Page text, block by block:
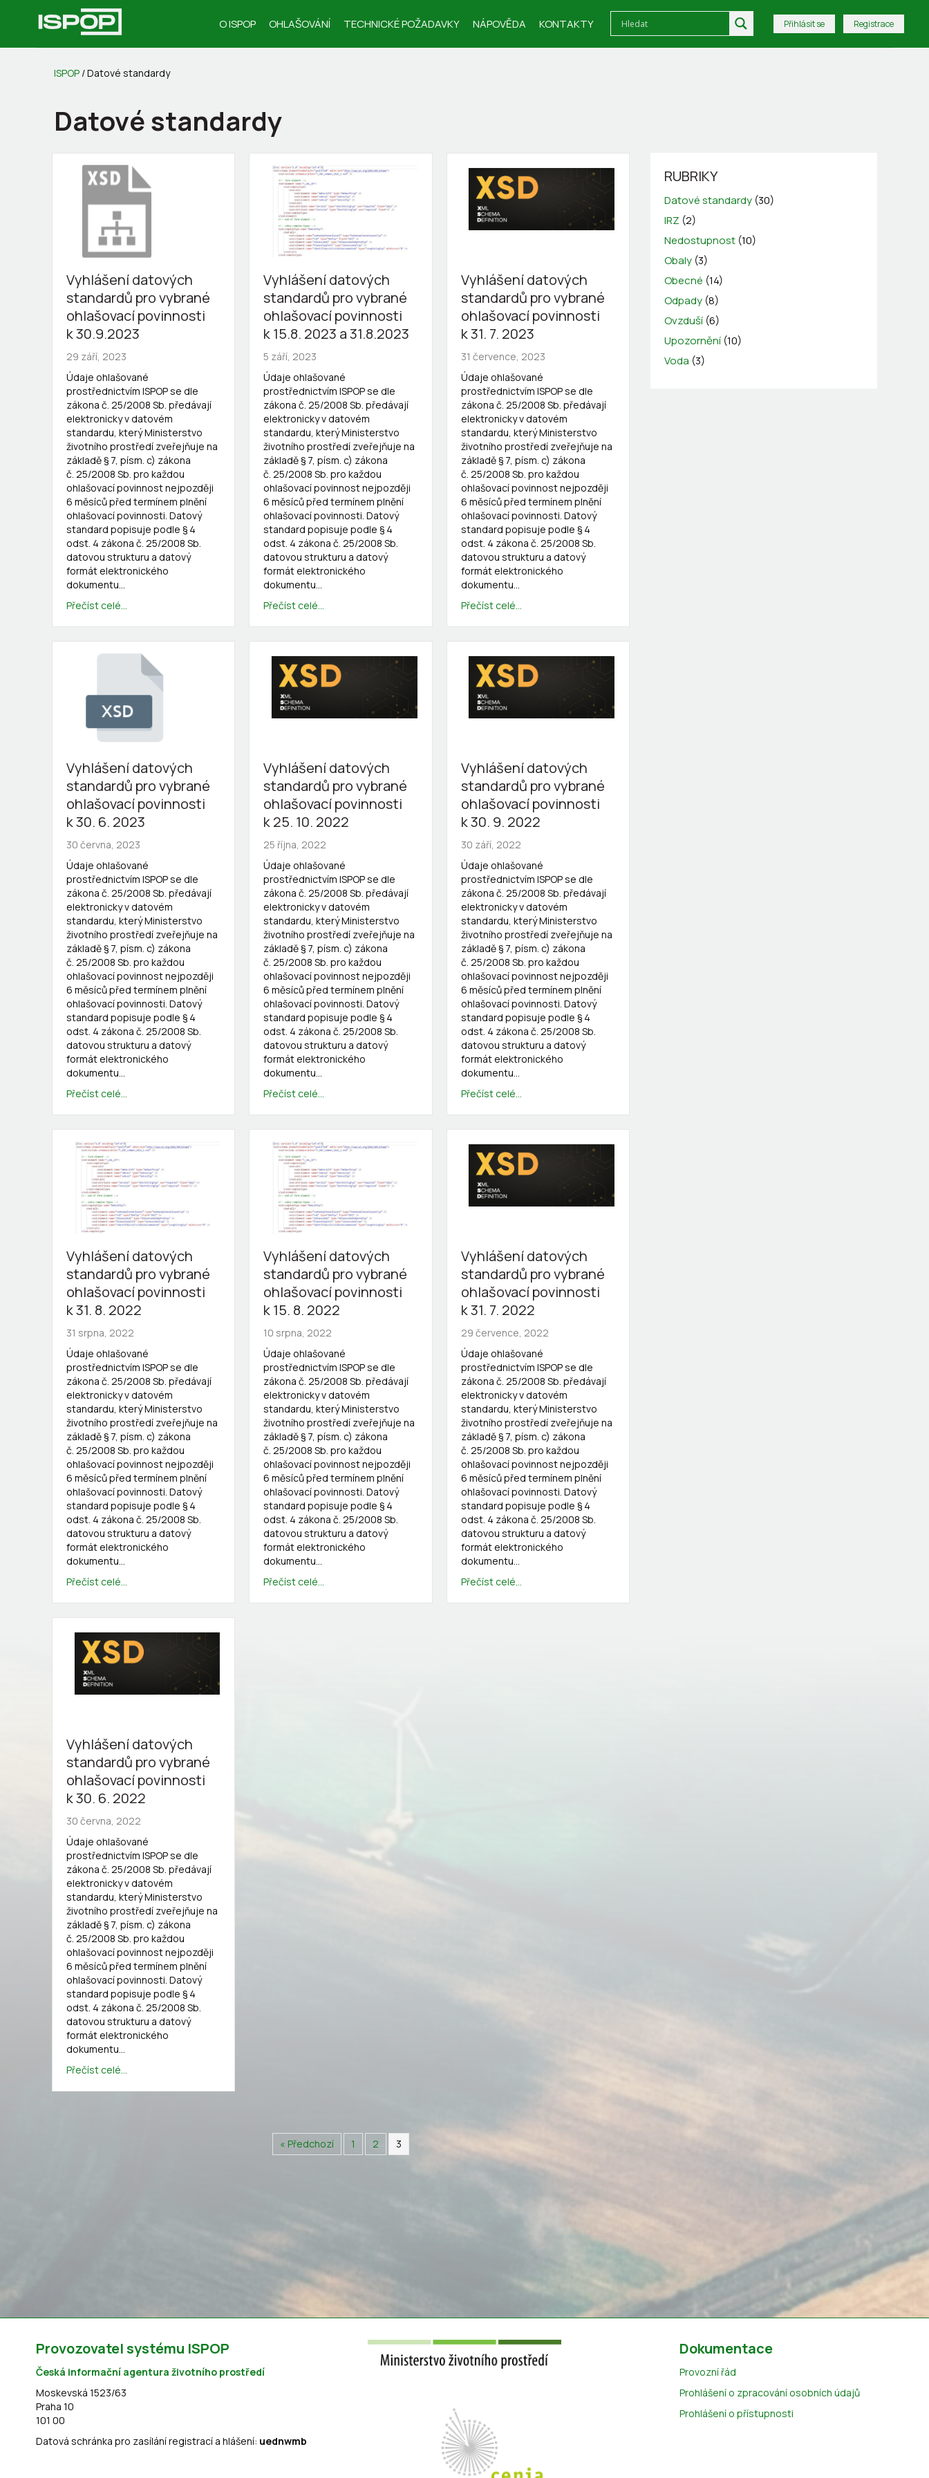
O ISPOP OHLAŠOVÁNÍ TECHNICKÉ POŽADAVKY NÁPOVĚDA KONTAKTY Přihlásit se Registrace
ISPOP /Datové standardy
Datové standardy
Vyhlášení datových
standardů pro vybrané
ohlašovací povinnosti
k 30.9.2023
29 září, 2023
Údaje ohlašované
prostřednictvím ISPOP se dle
zákona č. 25/2008 Sb. předávají
elektronicky v datovém
standardu, který Ministerstvo
životního prostředí zveřejňuje na
základě § 7, písm. c) zákona
č. 25/2008 Sb. pro každou
ohlašovací povinnost nejpozději
6 měsíců před termínem plnění
ohlašovací povinnosti. Datový
standard popisuje podle § 4
odst. 4 zákona č. 25/2008 Sb.
datovou strukturu a datový
formát elektronického
dokumentu…
Přečíst celé...
Vyhlášení datových
standardů pro vybrané
ohlašovací povinnosti
k 15.8. 2023 a 31.8.2023
5 září, 2023
Údaje ohlašované
prostřednictvím ISPOP se dle
zákona č. 25/2008 Sb. předávají
elektronicky v datovém
standardu, který Ministerstvo
životního prostředí zveřejňuje na
základě § 7, písm. c) zákona
č. 25/2008 Sb. pro každou
ohlašovací povinnost nejpozději
6 měsíců před termínem plnění
ohlašovací povinnosti. Datový
standard popisuje podle § 4
odst. 4 zákona č. 25/2008 Sb.
datovou strukturu a datový
formát elektronického
dokumentu…
Přečíst celé...
Vyhlášení datových
standardů pro vybrané
ohlašovací povinnosti
k 31. 7. 2023
31 července, 2023
Údaje ohlašované
prostřednictvím ISPOP se dle
zákona č. 25/2008 Sb. předávají
elektronicky v datovém
standardu, který Ministerstvo
životního prostředí zveřejňuje na
základě § 7, písm. c) zákona
č. 25/2008 Sb. pro každou
ohlašovací povinnost nejpozději
6 měsíců před termínem plnění
ohlašovací povinnosti. Datový
standard popisuje podle § 4
odst. 4 zákona č. 25/2008 Sb.
datovou strukturu a datový
formát elektronického
dokumentu…
Přečíst celé...
Vyhlášení datových
standardů pro vybrané
ohlašovací povinnosti
k 30. 6. 2023
30 června, 2023
Údaje ohlašované
prostřednictvím ISPOP se dle
zákona č. 25/2008 Sb. předávají
elektronicky v datovém
standardu, který Ministerstvo
životního prostředí zveřejňuje na
základě § 7, písm. c) zákona
č. 25/2008 Sb. pro každou
ohlašovací povinnost nejpozději
6 měsíců před termínem plnění
ohlašovací povinnosti. Datový
standard popisuje podle § 4
odst. 4 zákona č. 25/2008 Sb.
datovou strukturu a datový
formát elektronického
dokumentu…
Přečíst celé...
Vyhlášení datových
standardů pro vybrané
ohlašovací povinnosti
k 25. 10. 2022
25 října, 2022
Údaje ohlašované
prostřednictvím ISPOP se dle
zákona č. 25/2008 Sb. předávají
elektronicky v datovém
standardu, který Ministerstvo
životního prostředí zveřejňuje na
základě § 7, písm. c) zákona
č. 25/2008 Sb. pro každou
ohlašovací povinnost nejpozději
6 měsíců před termínem plnění
ohlašovací povinnosti. Datový
standard popisuje podle § 4
odst. 4 zákona č. 25/2008 Sb.
datovou strukturu a datový
formát elektronického
dokumentu…
Přečíst celé...
Vyhlášení datových
standardů pro vybrané
ohlašovací povinnosti
k 30. 9. 2022
30 září, 2022
Údaje ohlašované
prostřednictvím ISPOP se dle
zákona č. 25/2008 Sb. předávají
elektronicky v datovém
standardu, který Ministerstvo
životního prostředí zveřejňuje na
základě § 7, písm. c) zákona
č. 25/2008 Sb. pro každou
ohlašovací povinnost nejpozději
6 měsíců před termínem plnění
ohlašovací povinnosti. Datový
standard popisuje podle § 4
odst. 4 zákona č. 25/2008 Sb.
datovou strukturu a datový
formát elektronického
dokumentu…
Přečíst celé...
Vyhlášení datových
standardů pro vybrané
ohlašovací povinnosti
k 31. 8. 2022
31 srpna, 2022
Údaje ohlašované
prostřednictvím ISPOP se dle
zákona č. 25/2008 Sb. předávají
elektronicky v datovém
standardu, který Ministerstvo
životního prostředí zveřejňuje na
základě § 7, písm. c) zákona
č. 25/2008 Sb. pro každou
ohlašovací povinnost nejpozději
6 měsíců před termínem plnění
ohlašovací povinnosti. Datový
standard popisuje podle § 4
odst. 4 zákona č. 25/2008 Sb.
datovou strukturu a datový
formát elektronického
dokumentu…
Přečíst celé...
Vyhlášení datových
standardů pro vybrané
ohlašovací povinnosti
k 15. 8. 2022
10 srpna, 2022
Údaje ohlašované
prostřednictvím ISPOP se dle
zákona č. 25/2008 Sb. předávají
elektronicky v datovém
standardu, který Ministerstvo
životního prostředí zveřejňuje na
základě § 7, písm. c) zákona
č. 25/2008 Sb. pro každou
ohlašovací povinnost nejpozději
6 měsíců před termínem plnění
ohlašovací povinnosti. Datový
standard popisuje podle § 4
odst. 4 zákona č. 25/2008 Sb.
datovou strukturu a datový
formát elektronického
dokumentu…
Přečíst celé...
Vyhlášení datových
standardů pro vybrané
ohlašovací povinnosti
k 31. 7. 2022
29 července, 2022
Údaje ohlašované
prostřednictvím ISPOP se dle
zákona č. 25/2008 Sb. předávají
elektronicky v datovém
standardu, který Ministerstvo
životního prostředí zveřejňuje na
základě § 7, písm. c) zákona
č. 25/2008 Sb. pro každou
ohlašovací povinnost nejpozději
6 měsíců před termínem plnění
ohlašovací povinnosti. Datový
standard popisuje podle § 4
odst. 4 zákona č. 25/2008 Sb.
datovou strukturu a datový
formát elektronického
dokumentu…
Přečíst celé...
Vyhlášení datových
standardů pro vybrané
ohlašovací povinnosti
k 30. 6. 2022
30 června, 2022
Údaje ohlašované
prostřednictvím ISPOP se dle
zákona č. 25/2008 Sb. předávají
elektronicky v datovém
standardu, který Ministerstvo
životního prostředí zveřejňuje na
základě § 7, písm. c) zákona
č. 25/2008 Sb. pro každou
ohlašovací povinnost nejpozději
6 měsíců před termínem plnění
ohlašovací povinnosti. Datový
standard popisuje podle § 4
odst. 4 zákona č. 25/2008 Sb.
datovou strukturu a datový
formát elektronického
dokumentu…
Přečíst celé...
« Předchozí 1 2 3
RUBRIKY
Datové standardy(30)
IRZ (2)
Nedostupnost(10)
Obaly(3)
Obecné (14)
Odpady(8)
Ovzduší(6)
Upozornění(10)
Voda (3)
Provozovatel systému ISPOP
Česká informační agentura životního prostředí
Moskevská 1523/63
Praha 10
101 00
Datová schránka pro zasílání registrací a hlášení: uednwmb
Dokumentace
Provozní řád
Prohlášení o zpracování osobních údajů
Prohlášení o přístupnosti